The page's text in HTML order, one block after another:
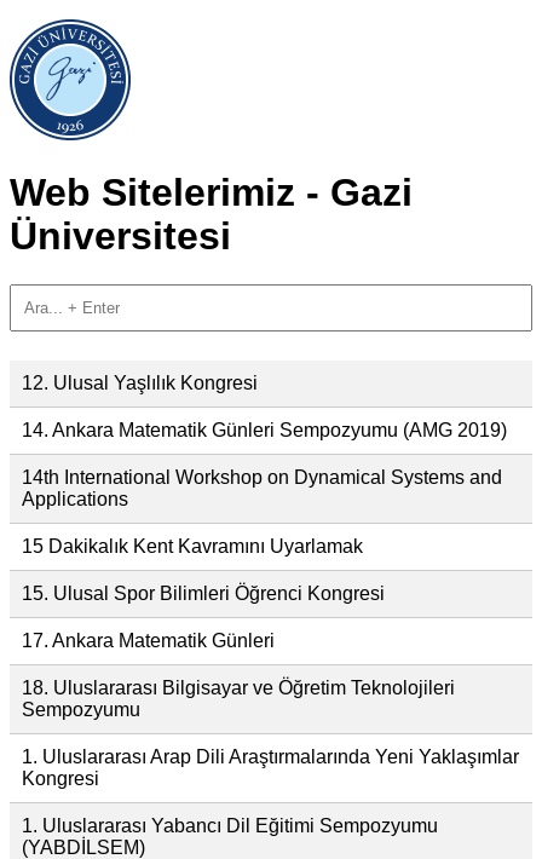
Web Sitelerimiz - Gazi
Üniversitesi
12. Ulusal Yaşlılık Kongresi
14. Ankara Matematik Günleri Sempozyumu (AMG 2019)
14th International Workshop on Dynamical Systems and
Applications
15 Dakikalık Kent Kavramını Uyarlamak
15. Ulusal Spor Bilimleri Öğrenci Kongresi
17. Ankara Matematik Günleri
18. Uluslararası Bilgisayar ve Öğretim Teknolojileri
Sempozyumu
1. Uluslararası Arap Dili Araştırmalarında Yeni Yaklaşımlar
Kongresi
1. Uluslararası Yabancı Dil Eğitimi Sempozyumu
(YABDİLSEM)